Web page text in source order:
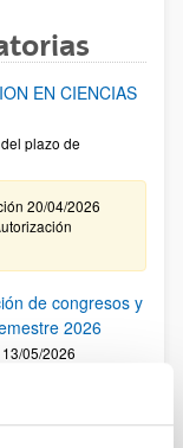
EN CIENCIAS
plazo de
20/04/2026
de congresos y
2026
05/2026